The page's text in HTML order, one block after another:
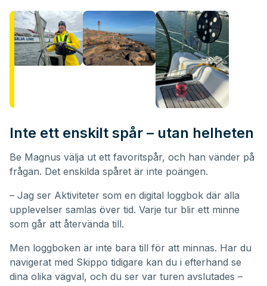
Inte ett enskilt spår – utan helheten
Be Magnus välja ut ett favoritspår, och han vänder på
frågan. Det enskilda spåret är inte poängen.
– Jag ser Aktiviteter som en digital loggbok där alla
upplevelser samlas över tid. Varje tur blir ett minne
som går att återvända till.
Men loggboken är inte bara till för att minnas. Har du
navigerat med Skippo tidigare kan du i efterhand se
dina olika vägval, och du ser var turen avslutades –